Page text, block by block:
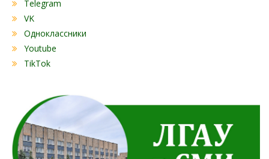
Telegram
VK
Одноклассники
Youtube
TikTok